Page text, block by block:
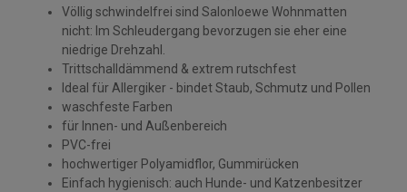
Völlig schwindelfrei sind Salonloewe Wohnmatten
nicht: Im Schleudergang bevorzugen sie eher eine
niedrige Drehzahl.
Trittschalldämmend & extrem rutschfest
Ideal für Allergiker - bindet Staub, Schmutz und Pollen
waschfeste Farben
für Innen- und Außenbereich
PVC-frei
hochwertiger Polyamidflor, Gummirücken
Einfach hygienisch: auch Hunde- und Katzenbesitzer